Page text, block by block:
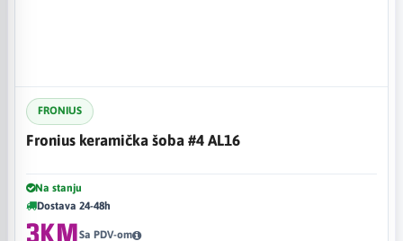
FRONIUS
Fronius keramička šoba #4 AL16
Na stanju
Dostava 24-48h
3KMSa PDV-om